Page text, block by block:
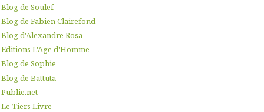
Blog de Soulef
Blog de Fabien Clairefond
Blog d'Alexandre Rosa
Editions L'Age d'Homme
Blog de Sophie
Blog de Battuta
Publie.net
Le Tiers Livre